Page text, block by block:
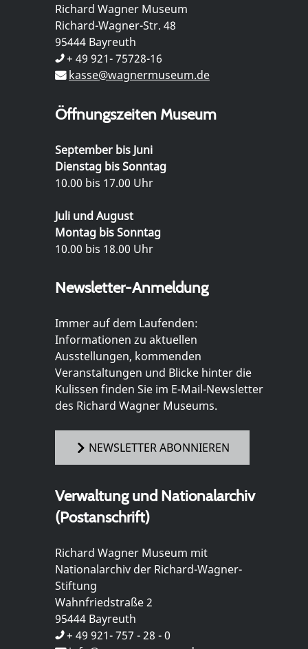
Richard Wagner Museum
Richard-Wagner-Str. 48
95444 Bayreuth
+ 49 921- 75728-16
kasse@wagnermuseum.de
Öffnungszeiten Museum
September bis Juni
Dienstag bis Sonntag
10.00 bis 17.00 Uhr
Juli und August
Montag bis Sonntag
10.00 bis 18.00 Uhr
Newsletter-Anmeldung
Immer auf dem Laufenden:
Informationen zu aktuellen
Ausstellungen, kommenden
Veranstaltungen und Blicke hinter die
Kulissen finden Sie im E-Mail-Newsletter
des Richard Wagner Museums.
NEWSLETTER ABONNIEREN
Verwaltung und Nationalarchiv
(Postanschrift)
Richard Wagner Museum mit
Nationalarchiv der Richard-Wagner-
Stiftung
Wahnfriedstraße 2
95444 Bayreuth
+ 49 921- 757 - 28 - 0